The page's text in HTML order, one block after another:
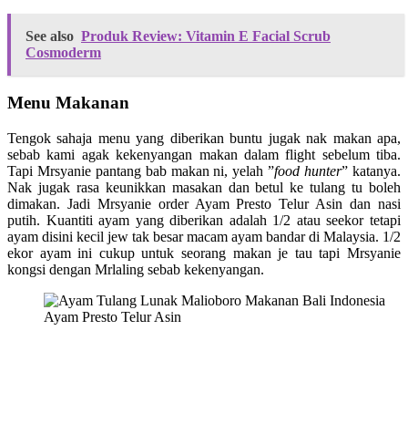
See also Produk Review: Vitamin E Facial Scrub
Cosmoderm
Menu Makanan
Tengok sahaja menu yang diberikan buntu jugak nak makan apa,
sebab kami agak kekenyangan makan dalam flight sebelum tiba.
Tapi Mrsyanie pantang bab makan ni, yelah ”food hunter” katanya.
Nak jugak rasa keunikkan masakan dan betul ke tulang tu boleh
dimakan. Jadi Mrsyanie order Ayam Presto Telur Asin dan nasi
putih. Kuantiti ayam yang diberikan adalah 1/2 atau seekor tetapi
ayam disini kecil jew tak besar macam ayam bandar di Malaysia. 1/2
ekor ayam ini cukup untuk seorang makan je tau tapi Mrsyanie
kongsi dengan Mrlaling sebab kekenyangan.
Ayam Presto Telur Asin